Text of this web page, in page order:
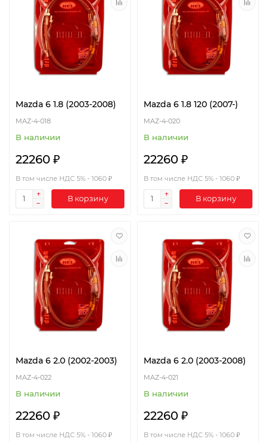
Mazda 6 1.8 (2003-2008)
MAZ-4-018
В наличии
22260 ₽
В том числе НДС 5% - 1060 ₽
В корзину
Mazda 6 1.8 120 (2007-)
MAZ-4-020
В наличии
22260 ₽
В том числе НДС 5% - 1060 ₽
В корзину
Mazda 6 2.0 (2002-2003)
MAZ-4-022
В наличии
22260 ₽
В том числе НДС 5% - 1060 ₽
Mazda 6 2.0 (2003-2008)
MAZ-4-021
В наличии
22260 ₽
В том числе НДС 5% - 1060 ₽